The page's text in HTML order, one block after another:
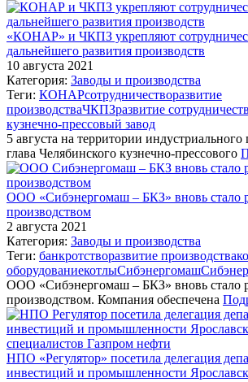
«КОНАР» и ЧКПЗ укрепляют
дальнейшего развития производств
10 августа 2021
Категория: Заводы и производства
Теги: КОНАРсотрудничестворазвитие
производстваЧКПЗразвитие
кузнечно-прессовый завод
5 августа на территории
глава Челябинского кузнечно-прессового
ООО «Сибэнергомаш – БКЗ» вновь стало
производством
2 августа 2021
Категория: Заводы и производства
Теги: банкротстворазвитие производства
оборудованиекотлыСибэнергомаш
ООО «Сибэнергомаш – БКЗ» вновь стало
производством. Компания обеспечена
НПО «Регулятор» посетила делегация
инвестиций и промышленности